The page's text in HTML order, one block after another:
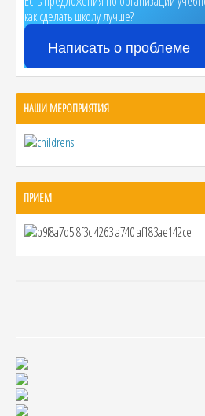
как сделать школу лучше?
Написать о проблеме
НАШИ МЕРОПРИЯТИЯ
ПРИЕМ